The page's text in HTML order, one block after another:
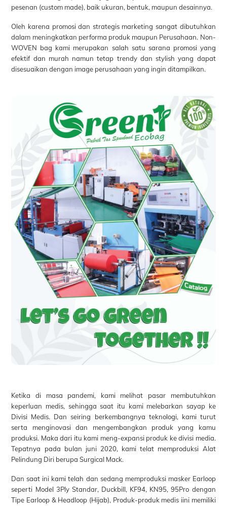
pesenan (custom made), baik ukuran, bentuk, maupun desainnya.
Oleh karena promosi dan strategis marketing sangat dibutuhkan
dalam meningkatkan performa produk maupun Perusahaan. Non-
WOVEN bag kami merupakan salah satu sarana promosi yang
efektif dan murah namun tetap trendy dan stylish yang dapat
disesuaikan dengan image perusahaan yang ingin ditampilkan.
Ketika di masa pandemi, kami melihat pasar membutuhkan
keperluan medis, sehingga saat itu kami melebarkan sayap ke
Divisi Medis. Dan seiring berkembangnya teknologi, kami turut
serta menginovasi dan mengembangkan produk yang kamu
produksi. Maka dari itu kami meng-expansi produk ke divisi media.
Tepatnya pada bulan juni 2020, kami telat memproduksi Alat
Pelindung Diri berupa Surgical Mack.
Dan saat ini kami telah dan sedang memproduksi masker Earloop
seperti Model 3Ply Standar, Duckbill, KF94, KN95, 95Pro dengan
Tipe Earloop & Headloop (Hijab), Produk-produk medis iini memiliki